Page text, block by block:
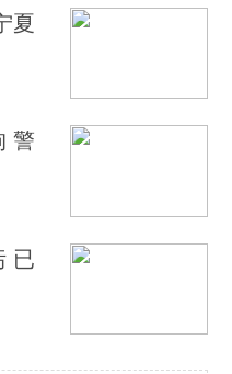
夏
警
已